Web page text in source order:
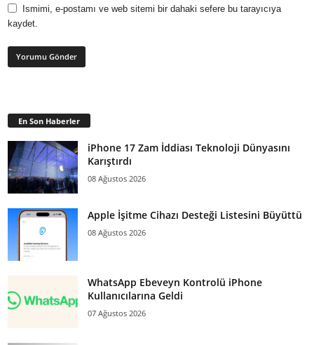
Ismimi, e-postamı ve web sitemi bir dahaki sefere bu tarayıcıya
kaydet.
En Son Haberler
iPhone 17 Zam İddiası Teknoloji Dünyasını
Karıştırdı
08 Ağustos 2026
Apple İşitme Cihazı Desteği Listesini Büyüttü
08 Ağustos 2026
WhatsApp Ebeveyn Kontrolü iPhone
Kullanıcılarına Geldi
07 Ağustos 2026